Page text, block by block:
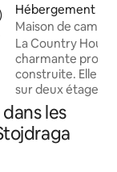
moyenne sur la
Hébergement ⋅
Maison de
sauna
La Country
charmante
construite. Elle
sur deux étages.
classique,
avec de beaux
de campagne
les